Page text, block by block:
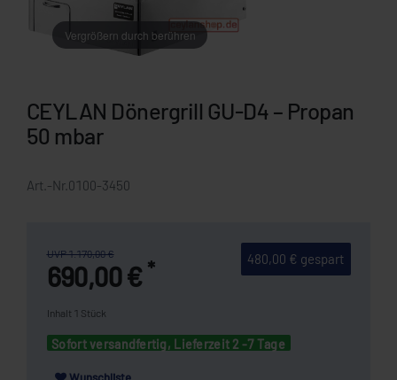
Vergrößern durch berühren
CEYLAN Dönergrill GU-D4 – Propan
50 mbar
Art.-Nr. 0100-3450
480,00 € gespart
UVP 1.170,00 €
690,00 € *
Inhalt 1 Stück
Sofort versandfertig, Lieferzeit 2 -7 Tage